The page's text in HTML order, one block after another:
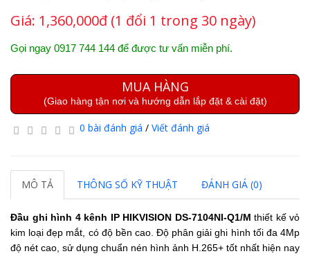
Giá: 1,360,000đ (1 đổi 1 trong 30 ngày)
Gọi ngay 0917 744 144 để được tư vấn miễn phí.
MUA HÀNG
(Giao hàng tận nơi và hướng dẫn lắp đặt & cài đặt)
0 bài đánh giá / Viết đánh giá
MÔ TẢ THÔNG SỐ KỸ THUẬT ĐÁNH GIÁ (0)
Đầu ghi hình 4 kênh IP HIKVISION DS-7104NI-Q1/M thiết kế vỏ
kim loại đẹp mắt, có độ bền cao. Độ phân giải ghi hình tối đa 4Mp
độ nét cao, sử dụng chuẩn nén hình ảnh H.265+ tốt nhất hiện nay